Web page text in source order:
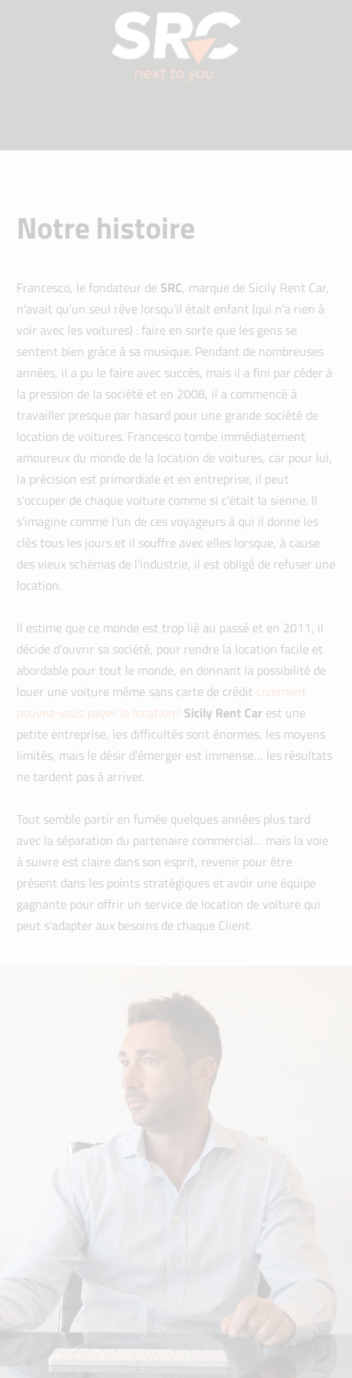
Notre histoire
Francesco, le fondateur de SRC, marque de Sicily Rent Car,
n’avait qu’un seul rêve lorsqu’il était enfant (qui n’a rien à
voir avec les voitures) : faire en sorte que les gens se
sentent bien grâce à sa musique. Pendant de nombreuses
années, il a pu le faire avec succès, mais il a fini par céder à
la pression de la société et en 2008, il a commencé à
travailler presque par hasard pour une grande société de
location de voitures. Francesco tombe immédiatement
amoureux du monde de la location de voitures, car pour lui,
la précision est primordiale et en entreprise, il peut
s’occuper de chaque voiture comme si c’était la sienne. Il
s’imagine comme l’un de ces voyageurs à qui il donne les
clés tous les jours et il souffre avec elles lorsque, à cause
des vieux schémas de l’industrie, il est obligé de refuser une
location.
Il estime que ce monde est trop lié au passé et en 2011, il
décide d’ouvrir sa société, pour rendre la location facile et
abordable pour tout le monde, en donnant la possibilité de
louer une voiture même sans carte de crédit comment
pouvez-vous payer la location? Sicily Rent Car est une
petite entreprise, les difficultés sont énormes, les moyens
limités, mais le désir d’émerger est immense… les résultats
ne tardent pas à arriver.
Tout semble partir en fumée quelques années plus tard
avec la séparation du partenaire commercial… mais la voie
à suivre est claire dans son esprit, revenir pour être
présent dans les points stratégiques et avoir une équipe
gagnante pour offrir un service de location de voiture qui
peut s’adapter aux besoins de chaque Client.